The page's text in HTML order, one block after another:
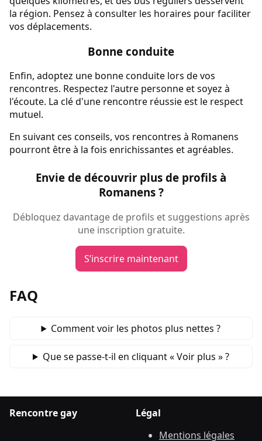
la région. Pensez à consulter les horaires pour faciliter
vos déplacements.
Bonne conduite
Enfin, adoptez une bonne conduite lors de vos
rencontres. Respectez l'autre personne et soyez à
l'écoute. La clé d'une rencontre réussie est le respect
mutuel.
En suivant ces conseils, vos rencontres à Romanens
pourront être à la fois enrichissantes et agréables.
Envie de découvrir plus de profils à
Romanens ?
Débloquez davantage de profils et suggestions après
une inscription gratuite.
S’inscrire maintenant
FAQ
Comment voir les photos plus nettes ?
Que se passe‑t‑il en cliquant « Voir plus » ?
Rencontre gay
Légal
Mentions légales